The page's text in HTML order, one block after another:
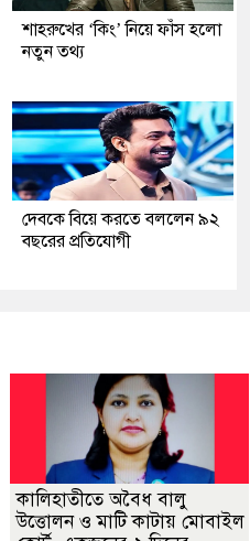
শাহরুখের ‘কিং’ নিয়ে ফাঁস হলো
নতুন তথ্য
দেবকে বিয়ে করতে বললেন ৯২
বছরের প্রতিযোগী
কালিহাতীতে অবৈধ বালু
উত্তোলন ও মাটি কাটায় মোবাইল